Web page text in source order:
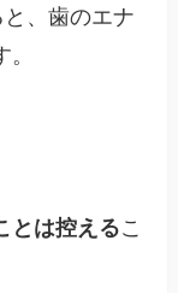
、歯のエナ
とは控えるこ